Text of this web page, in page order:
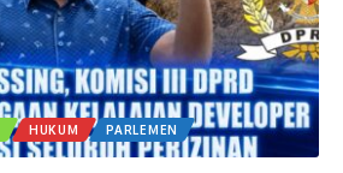
HUKUM
PARLEMEN